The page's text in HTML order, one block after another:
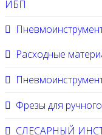
ИБП
Расходные
Фрезы для
СЛЕСАРНЫЙ